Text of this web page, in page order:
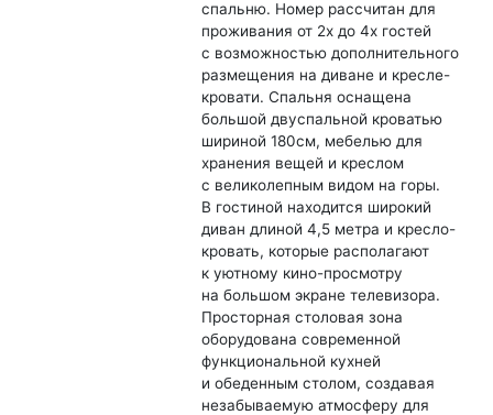
спальню. Номер рассчитан для
проживания от 2х до 4х гостей
с возможностью дополнительного
размещения на диване и кресле-
кровати. Спальня оснащена
большой двуспальной кроватью
шириной 180см, мебелью для
хранения вещей и креслом
с великолепным видом на горы.
В гостиной находится широкий
диван длиной 4,5 метра и кресло-
кровать, которые располагают
к уютному кино-просмотру
на большом экране телевизора.
Просторная столовая зона
оборудована современной
функциональной кухней
и обеденным столом, создавая
незабываемую атмосферу для